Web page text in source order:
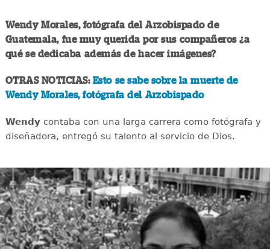
Wendy Morales, fotógrafa del Arzobispado de
Guatemala, fue muy querida por sus compañeros ¿a
qué se dedicaba además de hacer imágenes?
OTRAS NOTICIAS: Esto se sabe sobre la muerte de
Wendy Morales, fotógrafa del Arzobispado
Wendycontaba con una larga carrera como fotógrafa y
diseñadora, entregó su talento al servicio de Dios.